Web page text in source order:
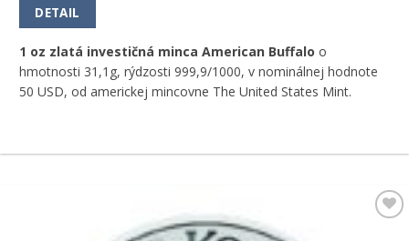
DETAIL
1 oz zlatá investičná minca American Buffalo o
hmotnosti 31,1g, rýdzosti 999,9/1000, v nominálnej hodnote
50 USD, od americkej mincovne The United States Mint.